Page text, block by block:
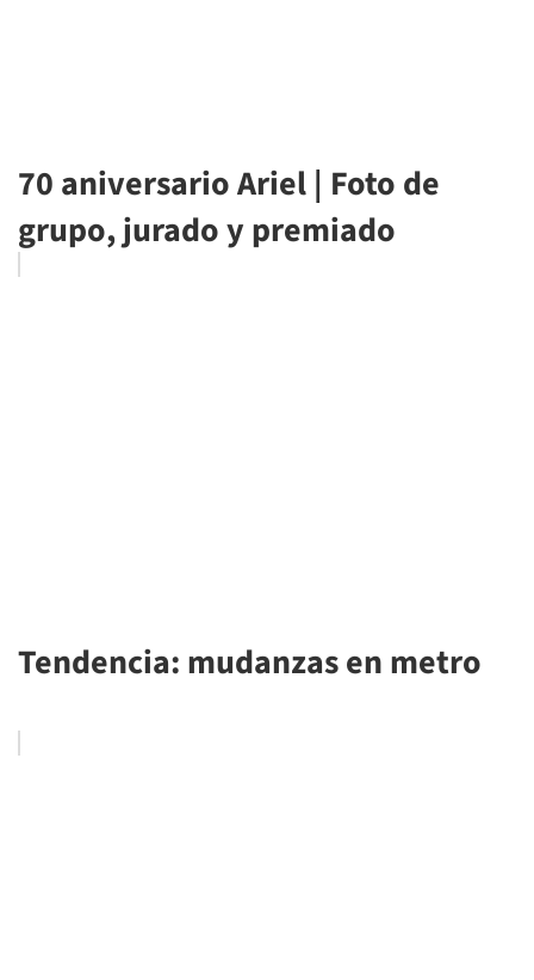
70 aniversario Ariel | Foto de
grupo, jurado y premiado
Tendencia: mudanzas en metro